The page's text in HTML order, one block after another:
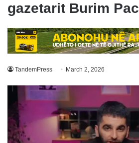
gazetarit Burim
TandemPress March 2, 2026